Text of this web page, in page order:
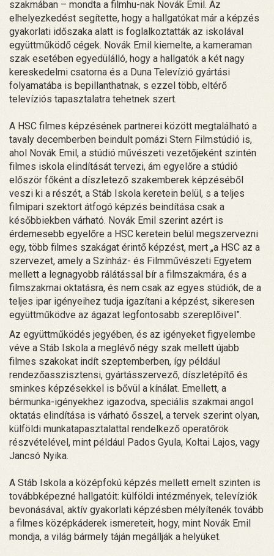
szakmában – mondta a filmhu-nak Novák Emil. Az
elhelyezkedést segítette, hogy a hallgatókat már a képzés
gyakorlati időszaka alatt is foglalkoztatták az iskolával
együttműködő cégek. Novák Emil kiemelte, a kameraman
szak esetében egyedülálló, hogy a hallgatók a két nagy
kereskedelmi csatorna és a Duna Televízió gyártási
folyamatába is bepillanthatnak, s ezzel több, eltérő
televíziós tapasztalatra tehetnek szert.
A HSC filmes képzésének partnerei között megtalálható a
tavaly decemberben beindult pomázi Stern Filmstúdió is,
ahol Novák Emil, a stúdió művészeti vezetőjeként szintén
filmes iskola elindítását tervezi, ám egyelőre a stúdió
először főként a díszletező szakemberek képzéséből
veszi ki a részét, a Stáb Iskola keretein belül, s a teljes
filmipari szektort átfogó képzés beindítása csak a
későbbiekben várható. Novák Emil szerint azért is
érdemesebb egyelőre a HSC keretein belül megszervezni
egy, több filmes szakágat érintő képzést, mert „a HSC az a
szervezet, amely a Színház- és Filmművészeti Egyetem
mellett a legnagyobb rálátással bír a filmszakmára, és a
filmszakmai oktatásra, és nem csak az egyes stúdiók, de a
teljes ipar igényeihez tudja igazítani a képzést, sikeresen
együttműködve az ágazat legfontosabb szereplőivel”.
Az együttműködés jegyében, és az igényeket figyelembe
véve a Stáb Iskola a meglévő négy szak mellett újabb
filmes szakokat indít szeptemberben, így például
rendezőasszisztensi, gyártásszervező, díszletépítő és
sminkes képzésekkel is bővül a kínálat. Emellett, a
bérmunka-igényekhez igazodva, speciális szakmai angol
oktatás elindítása is várható ősszel, a tervek szerint olyan,
külföldi munkatapasztalattal rendelkező operatőrök
részvételével, mint például Pados Gyula, Koltai Lajos, vagy
Jancsó Nyika.
A Stáb Iskola a középfokú képzés mellett emelt szinten is
továbbképezné hallgatóit: külföldi intézmények, televíziók
bevonásával, aktív gyakorlati képzésben mélyítenék tovább
a filmes középkáderek ismereteit, hogy, mint Novák Emil
mondja, a világ bármely táján megállják a helyüket.